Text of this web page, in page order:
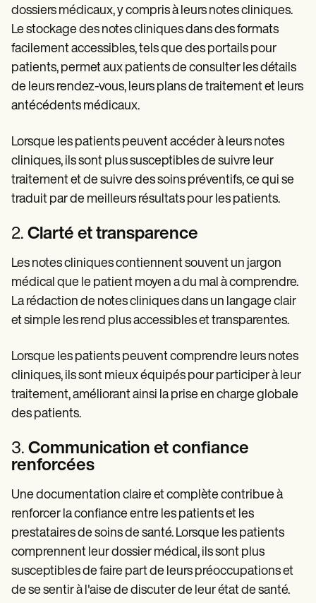
dossiers médicaux, y compris à leurs notes cliniques.
Le stockage des notes cliniques dans des formats
facilement accessibles, tels que des portails pour
patients, permet aux patients de consulter les détails
de leurs rendez-vous, leurs plans de traitement et leurs
antécédents médicaux.
Lorsque les patients peuvent accéder à leurs notes
cliniques, ils sont plus susceptibles de suivre leur
traitement et de suivre des soins préventifs, ce qui se
traduit par de meilleurs résultats pour les patients.
2. Clarté et transparence
Les notes cliniques contiennent souvent un jargon
médical que le patient moyen a du mal à comprendre.
La rédaction de notes cliniques dans un langage clair
et simple les rend plus accessibles et transparentes.
Lorsque les patients peuvent comprendre leurs notes
cliniques, ils sont mieux équipés pour participer à leur
traitement, améliorant ainsi la prise en charge globale
des patients.
3. Communication et confiance
renforcées
Une documentation claire et complète contribue à
renforcer la confiance entre les patients et les
prestataires de soins de santé. Lorsque les patients
comprennent leur dossier médical, ils sont plus
susceptibles de faire part de leurs préoccupations et
de se sentir à l'aise de discuter de leur état de santé.